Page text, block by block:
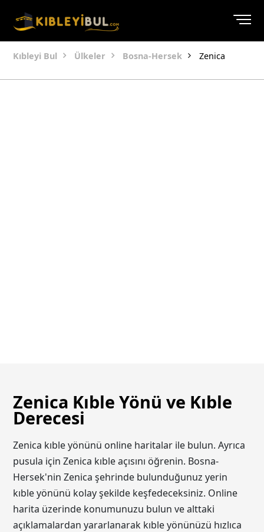
Kıbleyi Bul Ülkeler Bosna-Hersek Zenica
Zenica Kıble Yönü ve Kıble
Derecesi
Zenica kıble yönünü online haritalar ile bulun. Ayrıca
pusula için Zenica kıble açısını öğrenin. Bosna-
Hersek'nin Zenica şehrinde bulunduğunuz yerin
kıble yönünü kolay şekilde keşfedeceksiniz. Online
harita üzerinde konumunuzu bulun ve alttaki
açıklamalardan yararlanarak kıble yönünüzü hızlıca